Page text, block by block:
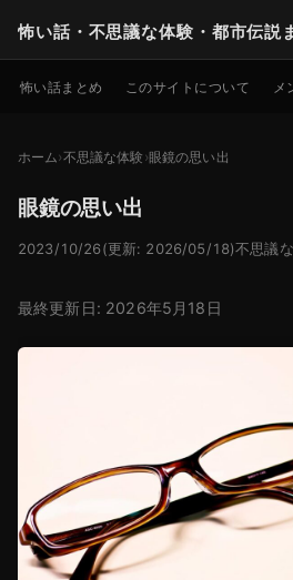
怖い話・不思議な体験・都市伝説
怖い話まとめ このサイトについて メ
ホーム 不思議な体験 眼鏡の思い出
眼鏡の思い出
2023/10/26 (更新: 2026/05/18)不思議
最終更新日: 2026年5月18日